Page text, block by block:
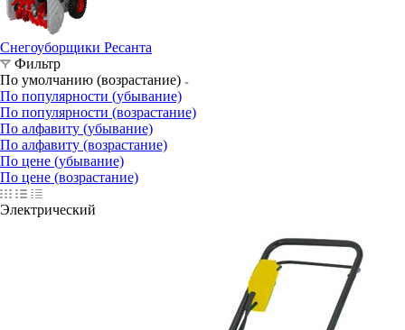
Снегоуборщики Ресанта
Фильтр
По умолчанию (возрастание)
По популярности (убывание)
По популярности (возрастание)
По алфавиту (убывание)
По алфавиту (возрастание)
По цене (убывание)
По цене (возрастание)
Электрический